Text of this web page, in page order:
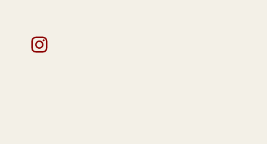
Instagram